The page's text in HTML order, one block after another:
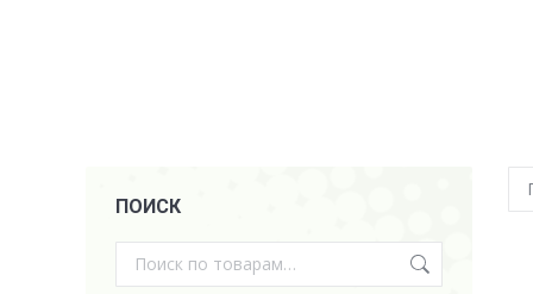
ПОИСК